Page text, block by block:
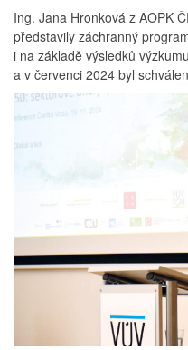
Ing. Jana Hronková z AOPK
představily záchranný
i na základě výsledků
a v červenci 2024 byl